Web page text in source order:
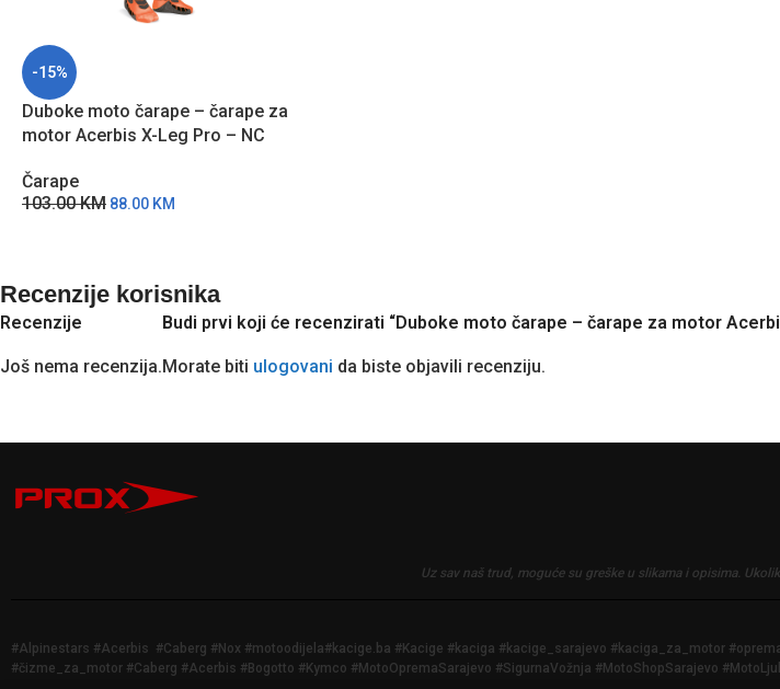
-15%
Duboke moto čarape – čarape za
motor Acerbis X-Leg Pro – NC
Čarape
103.00KM 88.00 KM
Recenzije korisnika
Recenzije
Još nema recenzija.
Budi prvi koji će recenzirati “Duboke moto čarape – čarape za motor
Morate biti ulogovani da biste objavili recenziju.
Uz sav naš trud, moguće su greške u slikama i opisima.
#Alpinestars #Acerbis #Caberg #Nox #motoodijela#kacige.ba #Kacige #kaciga #kacige_sarajevo #kaciga_za_motor
#čizme_za_motor #Caberg #Acerbis #Bogotto #Kymco #MotoOpremaSarajevo #SigurnaVožnja #MotoShopSarajevo